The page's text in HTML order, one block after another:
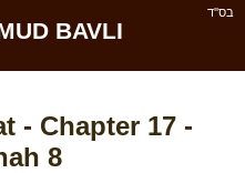
בס''ד
BAVLI
- Chapter 17 -
8